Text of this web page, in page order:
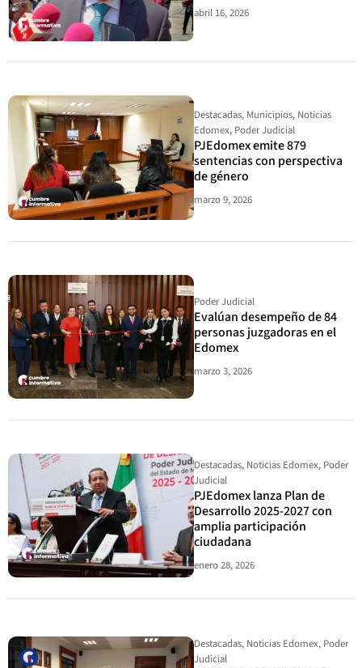
abril 16, 2026
Destacadas, Municipios, Noticias
Edomex, Poder Judicial
PJEdomex emite 879
sentencias con perspectiva
de género
marzo 9, 2026
Poder Judicial
Evalúan desempeño de 84
personas juzgadoras en el
Edomex
marzo 3, 2026
Destacadas, Noticias Edomex, Poder
Judicial
PJEdomex lanza Plan de
Desarrollo 2025-2027 con
amplia participación
ciudadana
enero 28, 2026
Destacadas, Noticias Edomex, Poder
Judicial